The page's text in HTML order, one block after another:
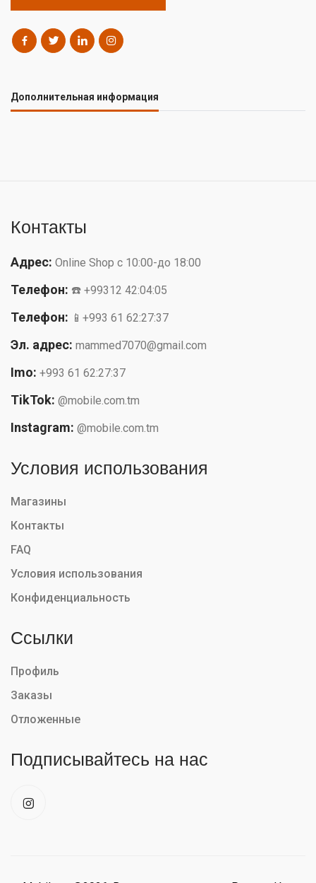
Дополнительная информация
Контакты
Адрес: Online Shop с 10:00-до 18:00
Телефон: ☎️ +99312 42:04:05
Телефон: 📱+993 61 62:27:37
Эл. адрес: mammed7070@gmail.com
Imo: +993 61 62:27:37
TikTok: @mobile.com.tm
Instagram: @mobile.com.tm
Условия использования
Магазины
Контакты
FAQ
Условия использования
Конфиденциальность
Ссылки
Профиль
Заказы
Отложенные
Подписывайтесь на нас